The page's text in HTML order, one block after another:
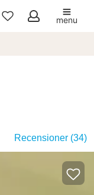
Mina
menu
Recensioner (34)